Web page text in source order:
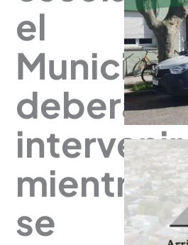
el
Municipio
deberá
intervenir
mientras
se